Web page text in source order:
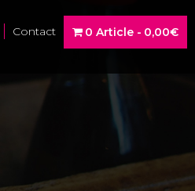
Contact 0 Article 0,00€